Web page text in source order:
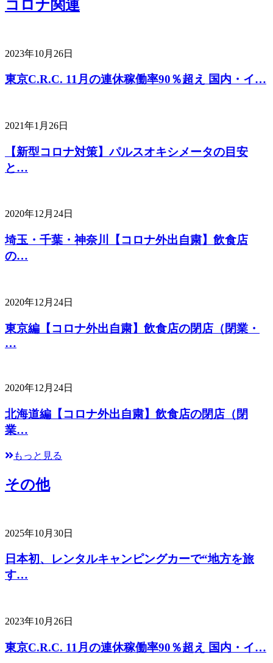
コロナ関連
2023年10月26日
東京C.R.C. 11月の連休稼働率90％超え 国内・イ…
2021年1月26日
【新型コロナ対策】パルスオキシメータの目安
と…
2020年12月24日
埼玉・千葉・神奈川【コロナ外出自粛】飲食店
の…
2020年12月24日
東京編【コロナ外出自粛】飲食店の閉店（閉業・
…
2020年12月24日
北海道編【コロナ外出自粛】飲食店の閉店（閉
業…
もっと見る
その他
2025年10月30日
日本初、レンタルキャンピングカーで“地方を旅
す…
2023年10月26日
東京C.R.C. 11月の連休稼働率90％超え 国内・イ…